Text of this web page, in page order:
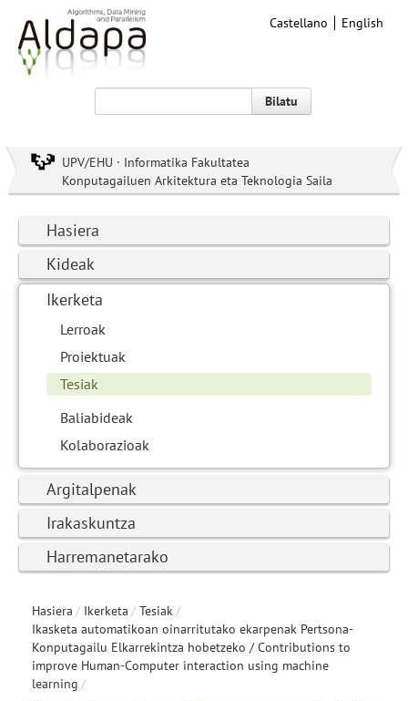
Castellano English
Bilatu
UPV/EHU · Informatika Fakultatea
Konputagailuen Arkitektura eta Teknologia Saila
Hasiera
Kideak
Ikerketa
Lerroak
Proiektuak
Tesiak
Baliabideak
Kolaborazioak
Argitalpenak
Irakaskuntza
Harremanetarako
Hasiera / Ikerketa / Tesiak/
Ikasketa automatikoan oinarritutako ekarpenak Pertsona-
Konputagailu Elkarrekintza hobetzeko / Contributions to
improve Human-Computer interaction using machine
learning /